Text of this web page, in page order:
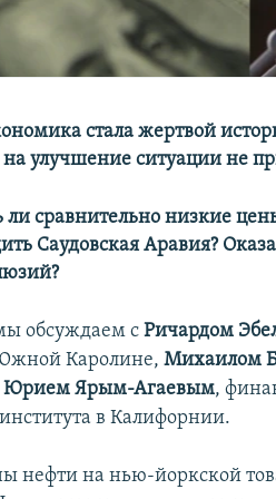
стала жертвой
на улучшение ситуации не
ли сравнительно низкие
Саудовская Аравия?
обсуждаем сРичардом
Каролине,Михаилом
Юрием Ярым-Агаевым,
в Калифорнии.
нефти на нью-йоркской